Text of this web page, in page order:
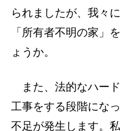
られましたが、我々
「所有者不明の家」
ょうか。
また、法的なハー
工事をする段階にな
不足が発生します。